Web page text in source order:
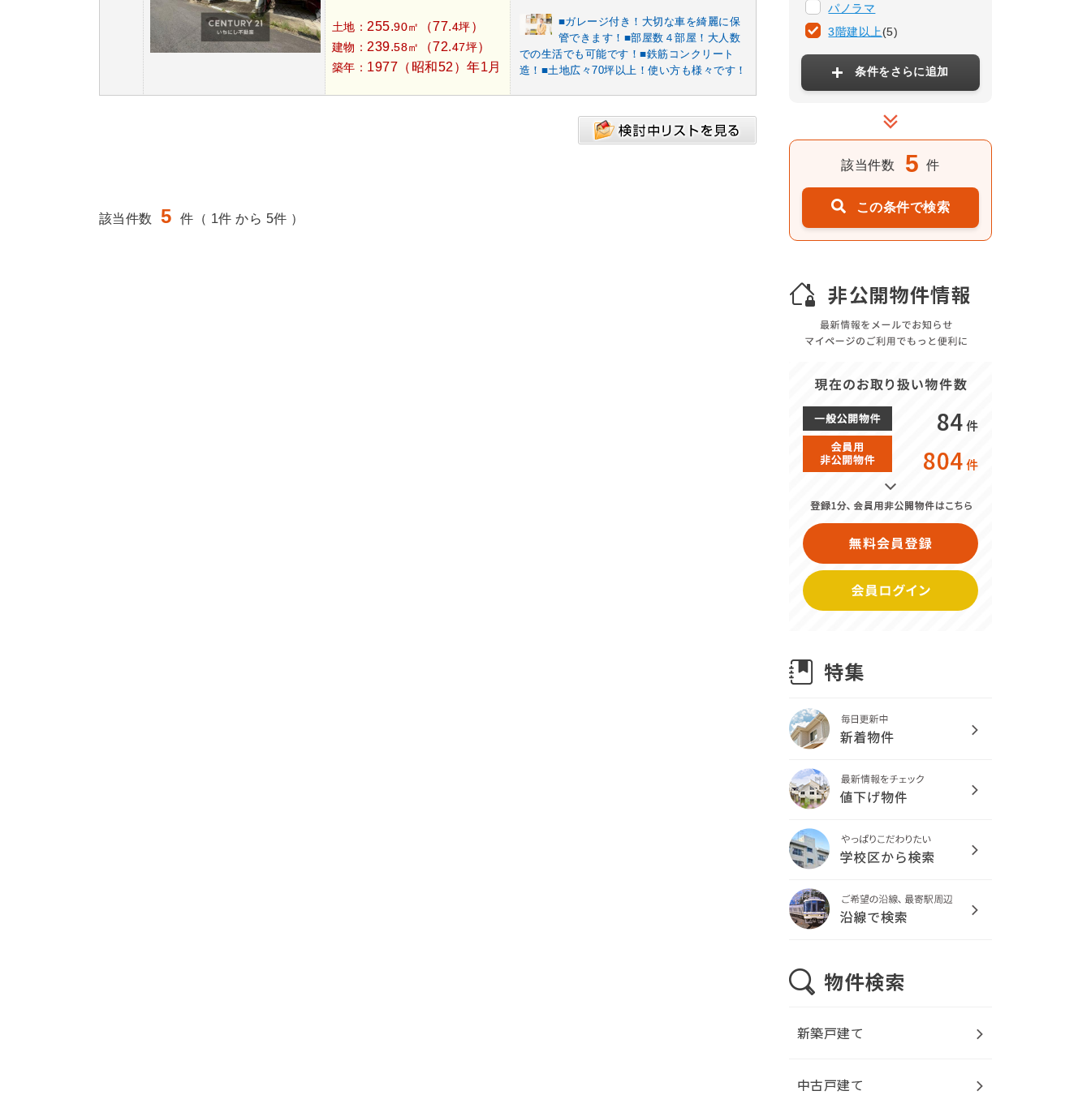
土地： 255.90㎡ （77.4坪）
建物： 239.58㎡ （72.47坪）
築年： 1977（昭和52）年1月
■ガレージ付き！大切な車を綺麗に保
管できます！■部屋数４部屋！大人数
での生活でも可能です！■鉄筋コンクリート
造！■土地広々70坪以上！使い方も様々です！
該当件数 5 件（ 1件 から 5件 ）
パノラマ
3階建以上(5)
条件をさらに追加
該当件数 5 件
この条件で検索
84件
804件
新築戸建て
中古戸建て